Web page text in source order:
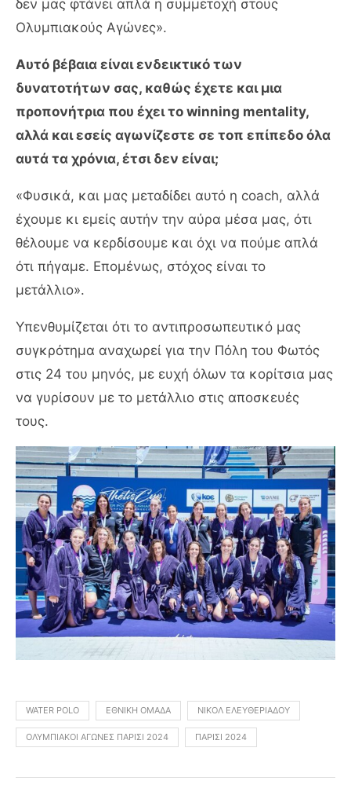
δεν μας φτάνει απλά η συμμετοχή στους
Ολυμπιακούς Αγώνες».
Αυτό βέβαια είναι ενδεικτικό των
δυνατοτήτων σας, καθώς έχετε και μια
προπονήτρια που έχει το winning mentality,
αλλά και εσείς αγωνίζεστε σε τοπ επίπεδο όλα
αυτά τα χρόνια, έτσι δεν είναι;
«Φυσικά, και μας μεταδίδει αυτό η coach, αλλά
έχουμε κι εμείς αυτήν την αύρα μέσα μας, ότι
θέλουμε να κερδίσουμε και όχι να πούμε απλά
ότι πήγαμε. Επομένως, στόχος είναι το
μετάλλιο».
Υπενθυμίζεται ότι το αντιπροσωπευτικό μας
συγκρότημα αναχωρεί για την Πόλη του Φωτός
στις 24 του μηνός, με ευχή όλων τα κορίτσια μας
να γυρίσουν με το μετάλλιο στις αποσκευές
τους.
WATER POLO ΕΘΝΙΚΉ ΟΜΆΔΑ ΝΙΚΌΛ ΕΛΕΥΘΕΡΙΆΔΟΥ
ΟΛΥΜΠΙΑΚΟΊ ΑΓΏΝΕΣ ΠΑΡΊΣΙ 2024 ΠΑΡΊΣΙ 2024